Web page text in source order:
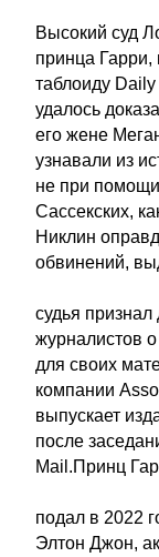
Высокий суд
принца Гарри,
таблоиду
удалось
его жене
узнавали из
не при
Сассекских,
Никлин
обвинений,
судья
журналистов
для своих
компании
выпускает
после
Mail.Принц
подал в 2022
Элтон Джон,